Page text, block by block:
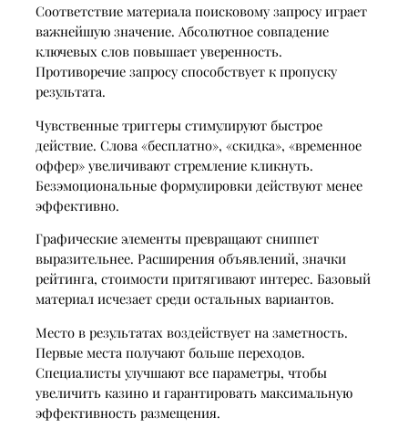
Соответствие материала поисковому запросу играет
важнейшую значение. Абсолютное совпадение
ключевых слов повышает уверенность.
Противоречие запросу способствует к пропуску
результата.
Чувственные триггеры стимулируют быстрое
действие. Слова «бесплатно», «скидка», «временное
оффер» увеличивают стремление кликнуть.
Безэмоциональные формулировки действуют менее
эффективно.
Графические элементы превращают сниппет
выразительнее. Расширения объявлений, значки
рейтинга, стоимости притягивают интерес. Базовый
материал исчезает среди остальных вариантов.
Место в результатах воздействует на заметность.
Первые места получают больше переходов.
Специалисты улучшают все параметры, чтобы
увеличить казино и гарантировать максимальную
эффективность размещения.